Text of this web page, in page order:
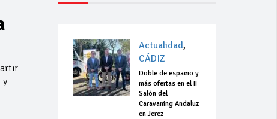
y
Actualidad,
CÁDIZ
Doble de espacio y
más ofertas en el II
Salón del
Caravaning Andaluz
en Jerez